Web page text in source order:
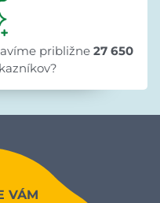
približne27 650
VÁM